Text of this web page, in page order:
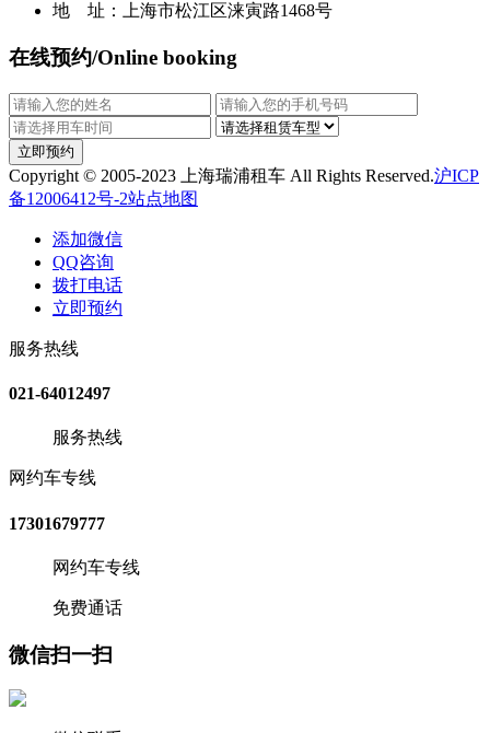
地 址：上海市松江区涞寅路1468号
在线预约/Online booking
立即预约
Copyright © 2005-2023 上海瑞浦租车 All Rights Reserved.沪ICP
备12006412号-2站点地图
添加微信
QQ咨询
拨打电话
立即预约
服务热线
021-64012497
服务热线
网约车专线
17301679777
网约车专线
免费通话
微信扫一扫